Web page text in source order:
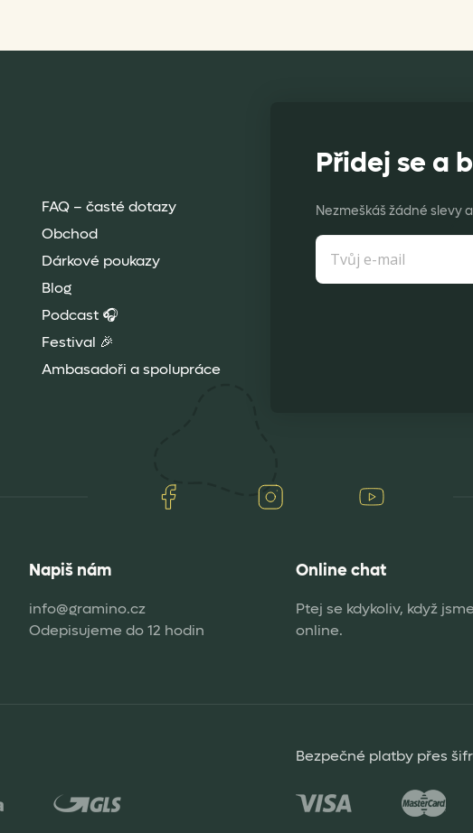
FAQ – časté dotazy
Obchod
Dárkové poukazy
Blog
Podcast 🎧
Festival 🎉
Ambasadoři a spolupráce
Přidej se a
Nezmeškáš žádné slevy
Napiš nám
info@gramino.cz
Odepisujeme do 12 hodin
Online chat
Ptej se kdykoliv, když jsme
online.
Bezpečné platby přes